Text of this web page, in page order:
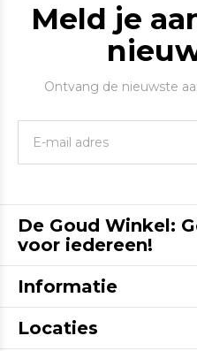
Meld je
Ontvang de nieuwste
De Goud Winkel:
voor iedereen!
Informatie
Locaties